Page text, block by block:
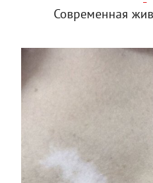
Современная